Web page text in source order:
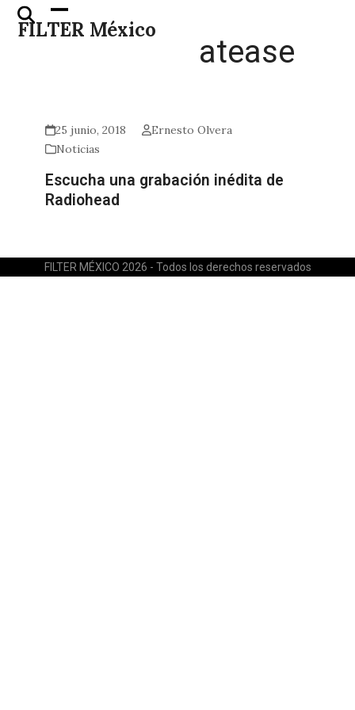
Skip
FILTER México
Open
mobile
Close
mobile
atease
25 junio, 2018
Ernesto Olvera
Noticias
Escucha una grabación inédita de
Radiohead
FILTER MÉXICO 2026 - Todos los derechos reservados